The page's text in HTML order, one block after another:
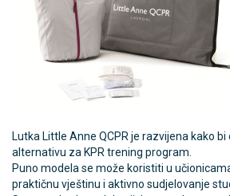
Lutka Little Anne QCPR je razvijena kako
alternativu za KPR trening program.
Puno modela se može koristiti u
praktičnu vještinu i aktivno sudjelovanje